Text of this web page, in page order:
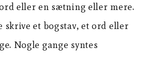
eller en sætning eller mere.
et bogstav, et ord eller
Nogle gange syntes